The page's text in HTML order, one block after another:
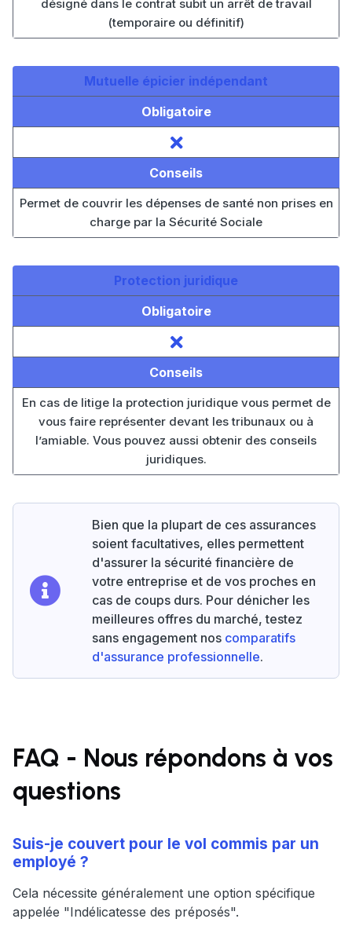
désigné dans le contrat subit un arrêt de travail
(temporaire ou définitif)
Mutuelle épicier indépendant
Obligatoire
Conseils
Permet de couvrir les dépenses de santé non prises en
charge par la Sécurité Sociale
Protection juridique
Obligatoire
Conseils
En cas de litige la protection juridique vous permet de
vous faire représenter devant les tribunaux ou à
l’amiable. Vous pouvez aussi obtenir des conseils
juridiques.
Bien que la plupart de ces assurances
soient facultatives, elles permettent
d'assurer la sécurité financière de
votre entreprise et de vos proches en
cas de coups durs. Pour dénicher les
meilleures offres du marché, testez
sans engagement nos comparatifs
d'assurance professionnelle.
FAQ - Nous répondons à vos
questions
Suis-je couvert pour le vol commis par un
employé ?
Cela nécessite généralement une option spécifique
appelée "Indélicatesse des préposés".